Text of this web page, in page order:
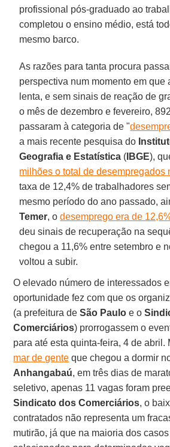
profissional pós-graduado ao
completou o ensino médio, está
mesmo barco.
As razões para tanta procura
perspectiva num momento em que
lenta, e sem sinais de reação de
o mês de dezembro e fevereiro,
passaram à categoria de "
a mais recente pesquisa do
Geografia e Estatística ( IBGE),
milhões o total de desempregados
taxa de 12,4% de trabalhadores
mesmo período do ano passado,
Temer, odesemprego era de
deu sinais de recuperação na
chegou a 11,6% entre setembro e
voltou a subir.
O elevado número de interessados
oportunidade fez com que os
(a prefeitura de São Pauloe o
Comerciários) prorrogassem o
para até esta quinta-feira, 4 de abril.
mar de gente que chegou a dormir
Anhangabaú, em três dias de
seletivo, apenas 11 vagas foram
Sindicato dos Comerciários, o
contratados não representa um
mutirão, já que na maioria dos